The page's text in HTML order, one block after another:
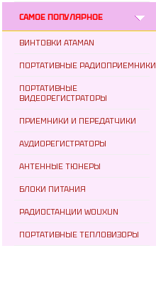
САМОЕ ПОПУЛЯРНОЕ
ВИНТОВКИ ATAMAN
ПОРТАТИВНЫЕ РАДИОПРИЕМНИКИ
ПОРТАТИВНЫЕ
ВИДЕОРЕГИСТРАТОРЫ
ПРИЕМНИКИ И ПЕРЕДАТЧИКИ
АУДИОРЕГИСТРАТОРЫ
АНТЕННЫЕ ТЮНЕРЫ
БЛОКИ ПИТАНИЯ
РАДИОСТАНЦИИ WOUXUN
ПОРТАТИВНЫЕ ТЕПЛОВИЗОРЫ